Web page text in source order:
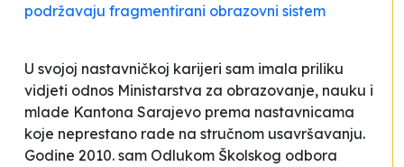
podržavaju fragmentirani obrazovni sistem
U svojoj nastavničkoj karijeri sam imala priliku
vidjeti odnos Ministarstva za obrazovanje, nauku i
mlade Kantona Sarajevo prema nastavnicama
koje neprestano rade na stručnom usavršavanju.
Godine 2010. sam Odlukom Školskog odbora